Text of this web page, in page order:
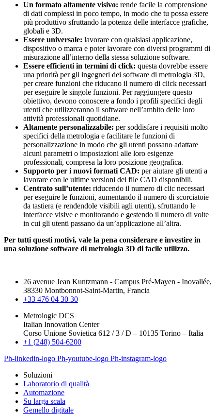
Un formato altamente visivo: rende facile la comprensione
di dati complessi in poco tempo, in modo che tu possa essere
più produttivo sfruttando la potenza delle interfacce grafiche,
globali e 3D.
Essere universale: lavorare con qualsiasi applicazione,
dispositivo o marca e poter lavorare con diversi programmi di
misurazione all’interno della stessa soluzione software.
Essere efficienti in termini di click: questa dovrebbe essere
una priorità per gli ingegneri dei software di metrologia 3D,
per creare funzioni che riducano il numero di click necessari
per eseguire le singole funzioni. Per raggiungere questo
obiettivo, devono conoscere a fondo i profili specifici degli
utenti che utilizzeranno il software nell’ambito delle loro
attività professionali quotidiane.
Altamente personalizzabile: per soddisfare i requisiti molto
specifici della metrologia e facilitare le funzioni di
personalizzazione in modo che gli utenti possano adattare
alcuni parametri o impostazioni alle loro esigenze
professionali, compresa la loro posizione geografica.
Supporto per i nuovi formati CAD: per aiutare gli utenti a
lavorare con le ultime versioni dei file CAD disponibili.
Centrato sull’utente: riducendo il numero di clic necessari
per eseguire le funzioni, aumentando il numero di scorciatoie
da tastiera (e rendendole visibili agli utenti), sfruttando le
interfacce visive e monitorando e gestendo il numero di volte
in cui gli utenti passano da un’applicazione all’altra.
Per tutti questi motivi, vale la pena considerare e investire in
una soluzione software di metrologia 3D di facile utilizzo.
26 avenue Jean Kuntzmann - Campus Pré-Mayen - Inovallée,
38330 Montbonnot-Saint-Martin, Francia
+33 476 04 30 30
Metrologic DCS
Italian Innovation Center
Corso Unione Sovietica 612 / 3 / D – 10135 Torino – Italia
+1 (248) 504-6200
Ph-linkedin-logo Ph-youtube-logo Ph-instagram-logo
Soluzioni
Laboratorio di qualità
Automazione
Su larga scala
Gemello digitale